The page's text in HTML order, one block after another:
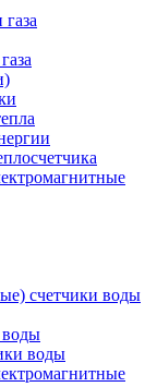
счетчики воды
воды
воды